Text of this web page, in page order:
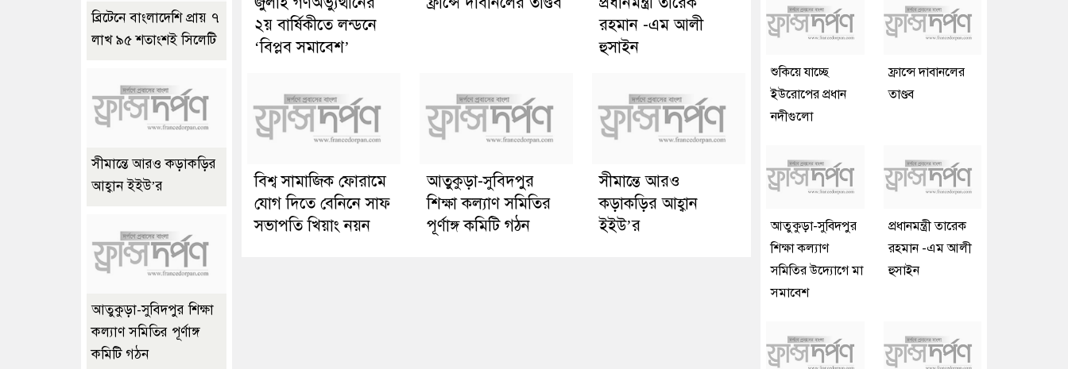
২য় বার্ষিকীতে লন্ডনে
‘বিপ্লব সমাবেশ’
রহমান -এম আলী
হুসাইন
বিশ্ব সামাজিক ফোরামে
যোগ দিতে বেনিনে সাফ
সভাপতি খিয়াং নয়ন
আতুকুড়া-সুবিদপুর
শিক্ষা কল্যাণ সমিতির
পূর্ণাঙ্গ কমিটি গঠন
সীমান্তে আরও
কড়াকড়ির আহ্বান
ইইউ’র
ব্রিটেনে বাংলাদেশি প্রায় ৭
লাখ ৯৫ শতাংশই সিলেটি
সীমান্তে আরও কড়াকড়ির
আহ্বান ইইউ’র
আতুকুড়া-সুবিদপুর শিক্ষা
কল্যাণ সমিতির পূর্ণাঙ্গ
কমিটি গঠন
শুকিয়ে যাচ্ছে
ইউরোপের প্রধান
নদীগুলো
ফ্রান্সে দাবানলের
তাণ্ডব
আতুকুড়া-সুবিদপুর
শিক্ষা কল্যাণ
সমিতির উদ্যোগে মা
সমাবেশ
প্রধানমন্ত্রী তারেক
রহমান -এম আলী
হুসাইন